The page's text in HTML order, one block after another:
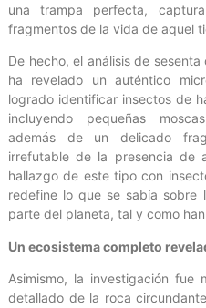
una trampa perfecta,
fragmentos de la vida de aquel
De hecho, el análisis de
ha revelado un auténtico
logrado identificar insectos de
incluyendo pequeñas
además de un delicado
irrefutable de la presencia de
hallazgo de este tipo con
redefine lo que se sabía sobre
parte del planeta, tal y como
Un ecosistema completo
Asimismo, la investigación fue
detallado de la roca